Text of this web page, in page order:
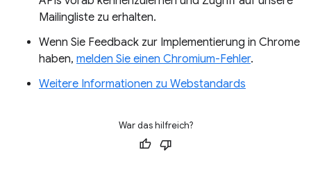
Mailingliste zu erhalten.
Wenn Sie Feedback zur Implementierung in Chrome
haben, melden Sie einen Chromium-Fehler.
Weitere Informationen zu Webstandards
War das hilfreich?